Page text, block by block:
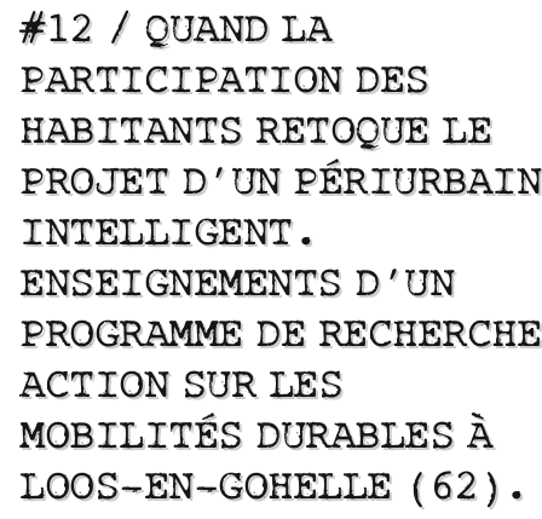
#12 / QUAND LA
PARTICIPATION DES
HABITANTS RETOQUE LE
PROJET D’UN PÉRIURBAIN
INTELLIGENT.
ENSEIGNEMENTS D’UN
PROGRAMME DE
ACTION SUR LES
MOBILITÉS DURABLES À
LOOS-EN-GOHELLE (62).